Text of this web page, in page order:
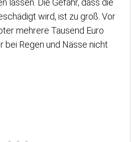
lassen. Die Gefahr, dass die
wird, ist zu groß. Vor
mehrere Tausend Euro
bei Regen und Nässe nicht